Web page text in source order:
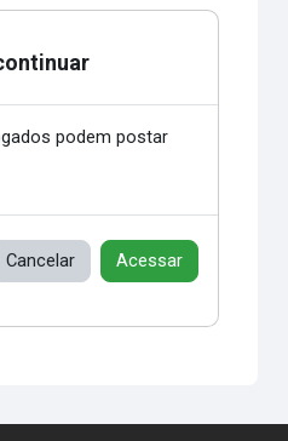
podem postar
Cancelar Acessar